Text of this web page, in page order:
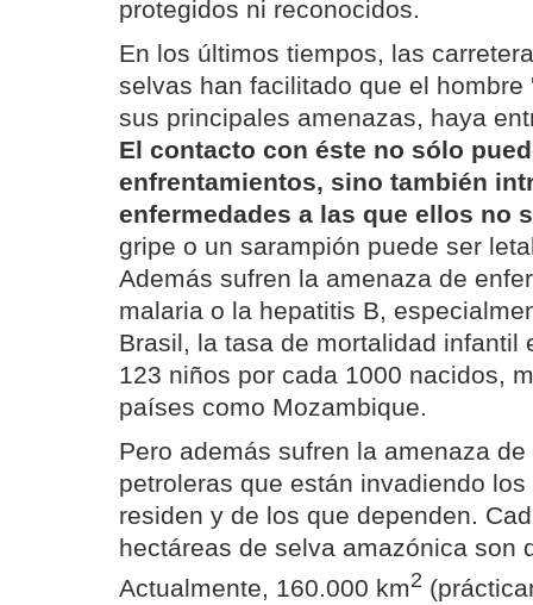
protegidos ni reconocidos.
En los últimos tiempos, las
selvas han facilitado que el
sus principales amenazas, haya
El contacto con éste no sólo
enfrentamientos, sino también
enfermedades a las que ellos no
gripe o un sarampión puede ser
Además sufren la amenaza de
malaria o la hepatitis B,
Brasil, la tasa de mortalidad infantil
123 niños por cada 1000 nacidos,
países como Mozambique.
Pero además sufren la amenaza
petroleras que están invadiendo
residen y de los que dependen.
hectáreas de selva amazónica son
Actualmente, 160.000 km2